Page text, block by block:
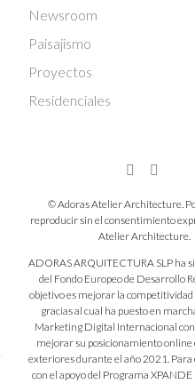
Newsroom
Paisajismo
Proyectos
Residenciales
© Adoras Atelier Architecture.
reproducir sin el consentimiento
Atelier Architecture.
ADORAS ARQUITECTURA SLP ha
del Fondo Europeo de Desarrollo
objetivo es mejorar la competitividad
gracias al cual ha puesto en
Marketing Digital Internacional con
mejorar su posicionamiento online
exteriores durante el año 2021. Para
con el apoyo del Programa XPANDE